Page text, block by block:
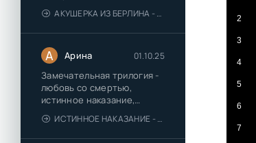
АКУШЕРКА ИЗ БЕРЛИНА - АННА СТЮАРТ
А Арина 01.10.25
Замечательная трилогия -
любовь со смертью,
истинное наказание,
любимая для монстра -
понравились
ИСТИННОЕ НАКАЗАНИЕ - ОЛЬГА ГУСЕЙНОВА
2
3
4
5
6
7